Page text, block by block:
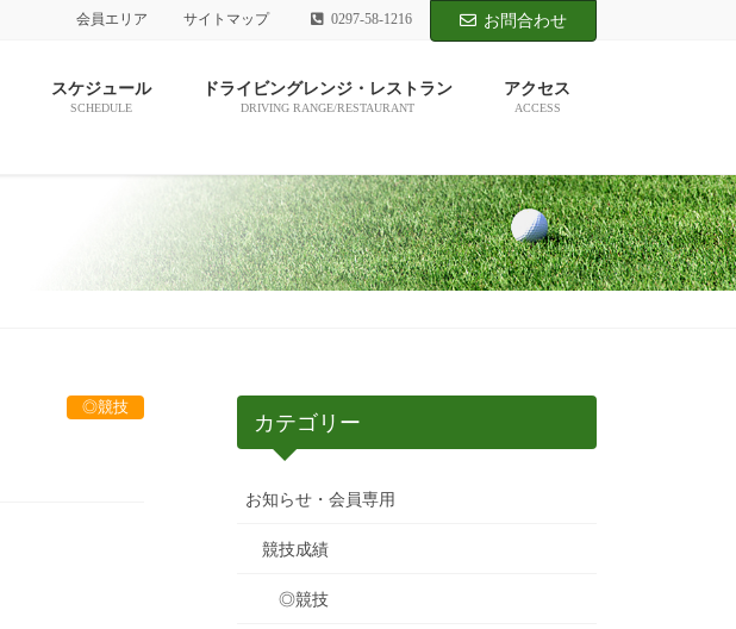
会員エリア サイトマップ 0297-58-1216 お問合わせ
スケジュール
SCHEDULE
ドライビングレンジ・レストラン
DRIVING RANGE/RESTAURANT
アクセス
ACCESS
◎競技
カテゴリー
お知らせ・会員専用
競技成績
◎競技